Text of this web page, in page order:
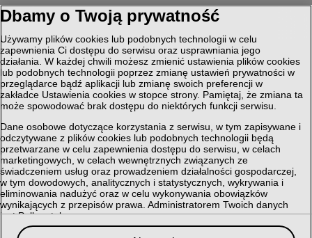
Dbamy o Twoją prywatność
Używamy plików cookies lub podobnych technologii w celu
zapewnienia Ci dostępu do serwisu oraz usprawniania jego
działania. W każdej chwili możesz zmienić ustawienia plików cookies
lub podobnych technologii poprzez zmianę ustawień prywatności w
przeglądarce bądź aplikacji lub zmianę swoich preferencji w
zakładce Ustawienia cookies w stopce strony. Pamiętaj, że zmiana ta
może spowodować brak dostępu do niektórych funkcji serwisu.
Dane osobowe dotyczące korzystania z serwisu, w tym zapisywane i
odczytywane z plików cookies lub podobnych technologii będą
przetwarzane w celu zapewnienia dostępu do serwisu, w celach
marketingowych, w celach wewnętrznych związanych ze
świadczeniem usług oraz prowadzeniem działalności gospodarczej,
w tym dowodowych, analitycznych i statystycznych, wykrywania i
eliminowania nadużyć oraz w celu wykonywania obowiązków
wynikających z przepisów prawa. Administratorem Twoich danych
jest Polkomtel sp. z o.o.